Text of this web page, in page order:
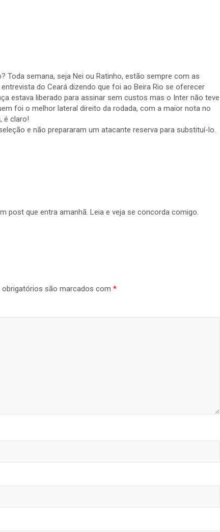
Toda semana, seja Nei ou Ratinho, estão sempre com as
do Ceará dizendo que foi ao Beira Rio se oferecer
estava liberado para assinar sem custos mas o Inter não teve
foi o melhor lateral direito da rodada, com a maior nota no
é claro!
e não prepararam um atacante reserva para substituí-lo.
post que entra amanhã. Leia e veja se concorda comigo.
obrigatórios são marcados com *